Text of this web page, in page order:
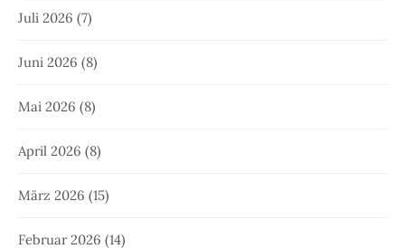
Juli 2026 (7)
Juni 2026 (8)
Mai 2026 (8)
April 2026 (8)
März 2026 (15)
Februar 2026 (14)